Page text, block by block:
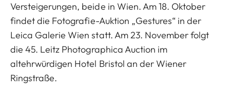
Versteigerungen, beide in Wien. Am 18. Oktober
findet die Fotografie-Auktion „Gestures“ in der
Leica Galerie Wien statt. Am 23. November folgt
die 45. Leitz Photographica Auction im
altehrwürdigen Hotel Bristol an der Wiener
Ringstraße.